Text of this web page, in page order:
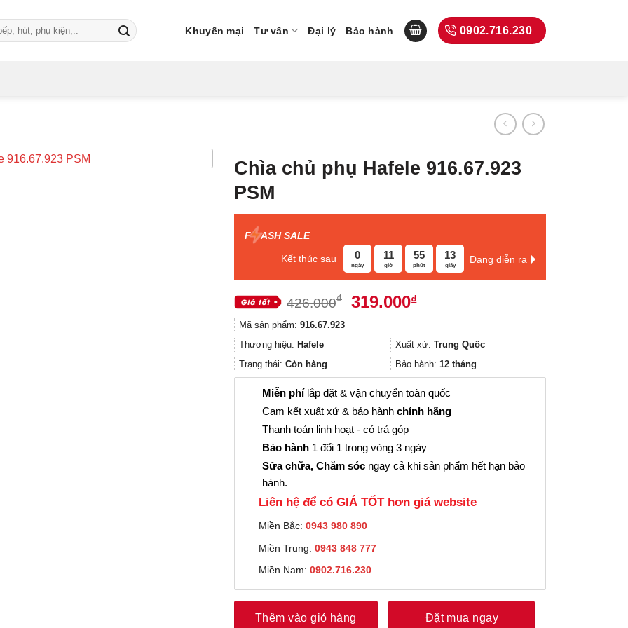
Khuyến mại Tư vấn Đại lý Bảo hành 0902.716.230
Chìa chủ phụ Hafele 916.67.923
PSM
F ASH SALE
Kết thúc sau 0
ngày
11
giờ
55
phút
13
giây
Đang diễn ra
426.000₫
Giá
426.000₫.
319.000₫Giá
là:
319.000₫.
Mã sản phẩm: 916.67.923
Thương hiệu: Hafele Xuất xứ: Trung Quốc
Trạng thái: Còn hàng Bảo hành: 12 tháng
Miễn phílắp đặt & vận chuyển toàn quốc
Cam kết xuất xứ & bảo hành chính hãng
Thanh toán linh hoạt - có trả góp
Bảo hành 1 đổi 1 trong vòng 3 ngày
Sửa chữa, Chăm sóc ngay cả khi sản phẩm hết hạn bảo
hành.
Liên hệ để có GIÁ TỐThơn giá website
Miền Bắc: 0943 980 890
Miền Trung: 0943 848 777
Miền Nam: 0902.716.230
Thêm vào giỏ hàng Đặt mua ngay